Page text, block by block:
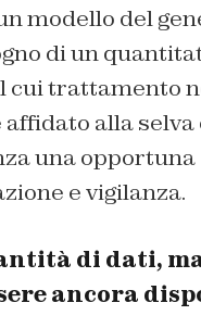
modello del
di un
cui trattamento
alla
una opportuna
e vigilanza.
di dati,
ancora